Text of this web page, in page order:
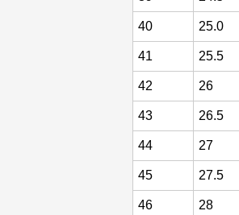
40 25.0
41 25.5
42 26
43 26.5
44 27
45 27.5
46 28